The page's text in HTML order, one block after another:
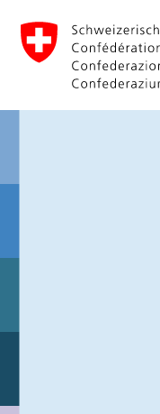
1
Scrollen oder hier
Scrollen oder hier